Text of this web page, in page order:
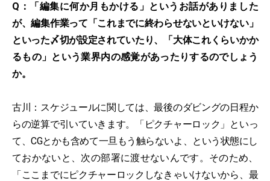
Q：「編集に何か月もかける」というお話がありました
が、編集作業って「これまでに終わらせないといけない」
といった〆切が設定されていたり、「大体これくらいかか
るもの」という業界内の感覚があったりするのでしょう
か。
古川：スケジュールに関しては、最後のダビングの日程か
らの逆算で引いていきます。「ピクチャーロック」といっ
て、CGとかも含めて一旦もう触らないよ、という状態にし
ておかないと、次の部署に渡せないんです。そのため、
「ここまでにピクチャーロックしなきゃいけないから、最